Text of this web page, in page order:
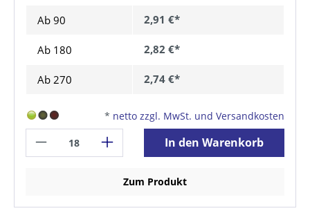
Ab 90 2,91 €*
Ab 180 2,82 €*
Ab 270 2,74 €*
* netto zzgl. MwSt. und Versandkosten
In den Warenkorb
Zum Produkt